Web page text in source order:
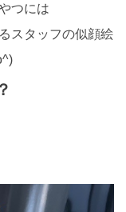
つには
スタッフの似顔絵